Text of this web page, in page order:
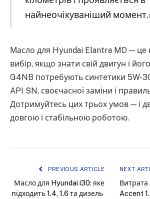
найнеочікуваніший
Масло для Hyundai Elantra MD — це
вибір, якщо знати свій двигун і
G4NB потребують синтетики 5W-
API SN, своєчасної заміни і
Дотримуйтесь цих трьох умов — і
довгою і стабільною роботою.
PREVIOUS ARTICLE
Масло для Hyundai i30: яке
підходить 1.4, 1.6 та дизель
NEXT
Витрата
Accent